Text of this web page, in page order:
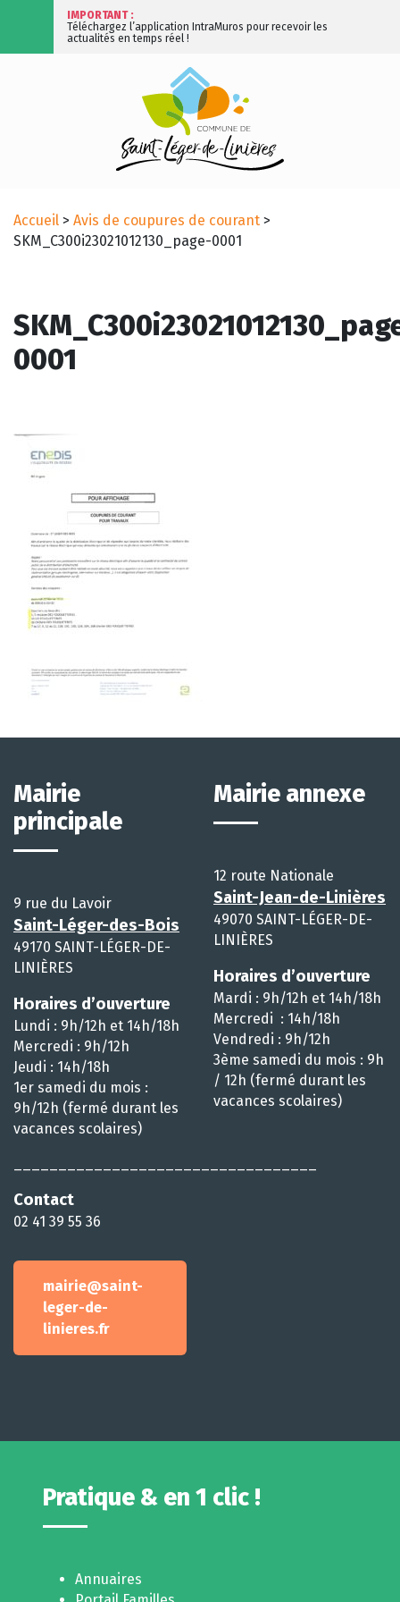
IMPORTANT :
Téléchargez l’application IntraMuros pour recevoir les
actualités en temps réel !
Accueil > Avis de coupures de courant >
SKM_C300i23021012130_page-0001
0001
Mairie
principale
9 rue du Lavoir
Saint-Léger-des-Bois
49170 SAINT-LÉGER-DE-
LINIÈRES
Horaires d’ouverture
Lundi : 9h/12h et 14h/18h
Mercredi : 9h/12h
Jeudi : 14h/18h
1er samedi du mois :
9h/12h (fermé durant les
vacances scolaires)
Contact
02 41 39 55 36
mairie@saint-
leger-de-
linieres.fr
Mairie annexe
12 route Nationale
Saint-Jean-de-Linières
49070 SAINT-LÉGER-DE-
LINIÈRES
Horaires d’ouverture
Mardi : 9h/12h et 14h/18h
Mercredi : 14h/18h
Vendredi : 9h/12h
3ème samedi du mois : 9h
/ 12h (fermé durant les
vacances scolaires)
Pratique & en 1 clic !
Annuaires